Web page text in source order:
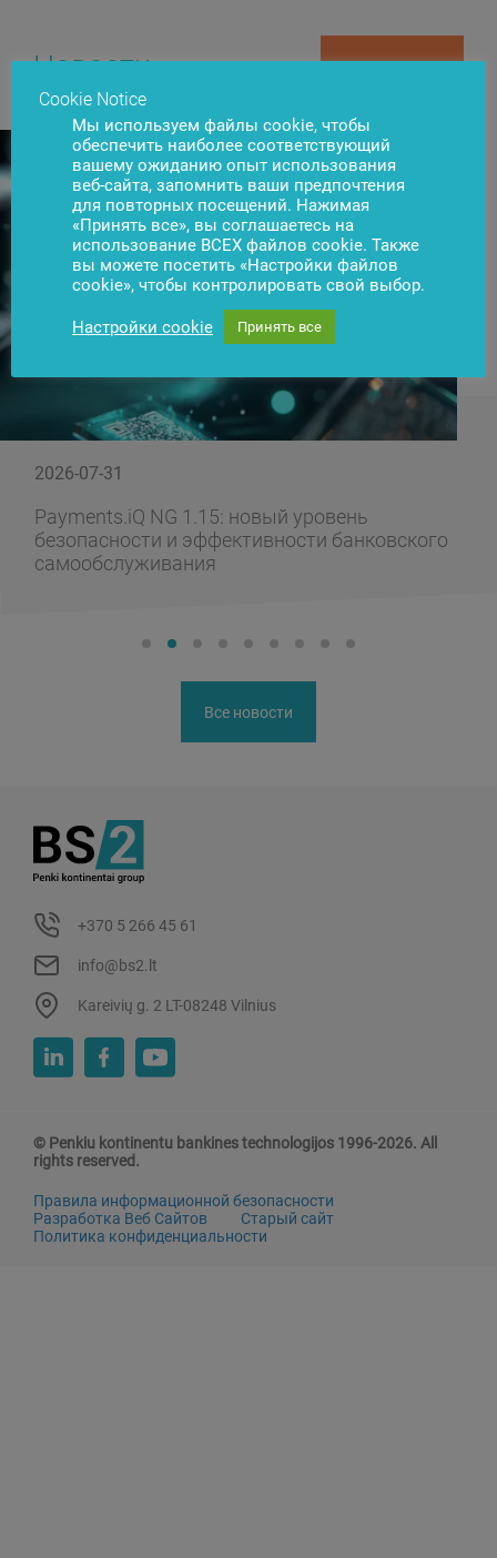
Новости Подписаться
2026-07-31
Payments.iQ NG 1.15: новый уровень
безопасности и эффективности банковского
самообслуживания
Все новости
+370 5 266 45 61
info@bs2.lt
Kareivių g. 2 LT-08248 Vilnius
© Penkiu kontinentu bankines technologijos 1996-2026. All
rights reserved.
Правила информационной безопасности
Разработка Веб Сайтов
Старый сайт
Политика конфиденциальности
Cookie Notice
Мы используем файлы cookie, чтобы
обеспечить наиболее соответствующий
вашему ожиданию опыт использования
веб-сайта, запомнить ваши предпочтения
для повторных посещений. Нажимая
«Принять все», вы соглашаетесь на
использование ВСЕХ файлов cookie. Также
вы можете посетить «Настройки файлов
cookie», чтобы контролировать свой выбор.
Настройки cookie Принять все